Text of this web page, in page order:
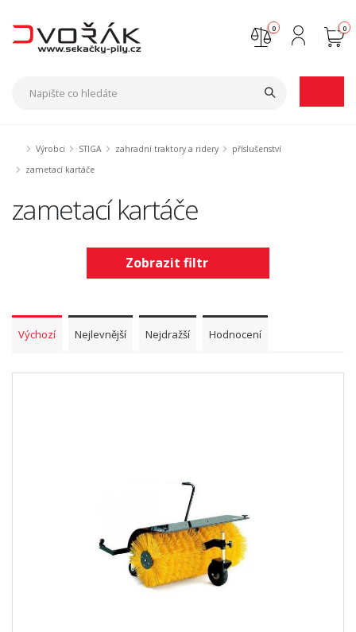
0
0
Výrobci STIGA zahradní traktory a ridery
příslušenství
zametací kartáče
zametací kartáče
Zobrazit filtr
Výchozí Nejlevnější Nejdražší Hodnocení